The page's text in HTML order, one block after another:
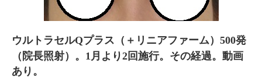
ウルトラセルQプラス（＋リニアファーム）500発
（院長照射）。1月より2回施行。その経過。動画
あり。